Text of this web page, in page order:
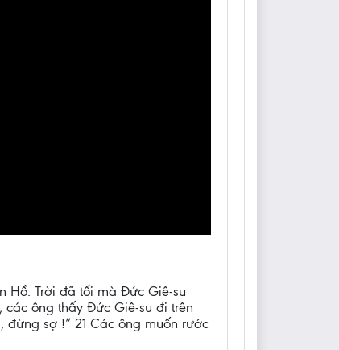
Hồ. Trời đã tối mà Đức Giê-su
ông thấy Đức Giê-su đi trên
sợ !” 21 Các ông muốn rước